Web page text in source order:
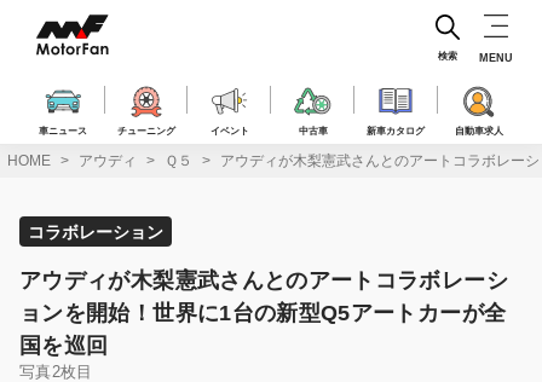
ス
車ニュース チューニング イベント 中古車 新車カタログ 自動車求人
検索 MENU
HOME アウディ Ｑ５ アウディが木梨憲武さんとのアートコラボレー
コラボレーション
アウディが木梨憲武さんとのアートコラボレーシ
ョンを開始！世界に1台の新型Q5アートカーが全
国を巡回
写真2枚目